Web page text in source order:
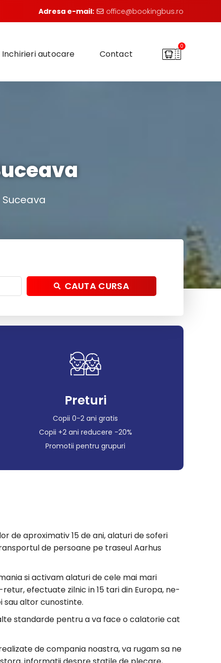
Adresa e-mail: office@bookingbus.ro
Inchirieri autocare Contact
0
CAUTA CURSA
Preturi
Copii 0-2 ani gratis
Copii +2 ani reducere -20%
Promotii pentru grupuri
de aproximativ 15 de ani, alaturi de soferi
de persoane pe traseul Aarhus
si activam alaturi de cele mai mari
efectuate zilnic in 15 tari din Europa, ne-
altor cunostinte.
standarde pentru a va face o calatorie cat
de compania noastra, va rugam sa ne